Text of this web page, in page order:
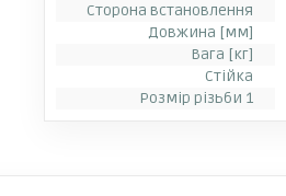
Сторона встановлення
Довжина [мм]
Вага [кг]
Стійка
Розмір різьби 1